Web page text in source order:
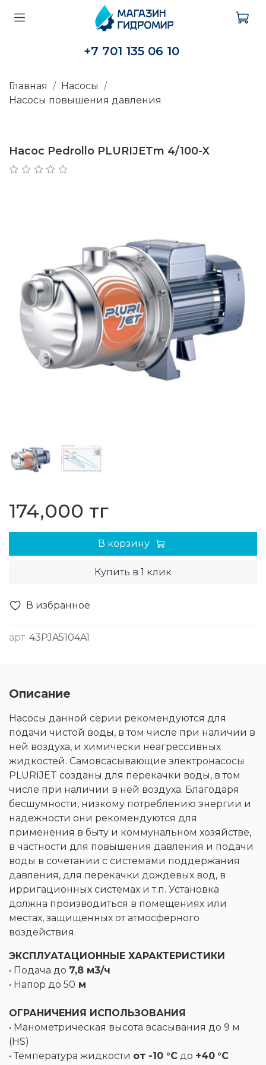
+7 701 135 06 10
Главная
Насосы
Насосы повышения давления
Насос Pedrollo PLURIJETm 4/100-X
В избранное
арт. 43PJA5104A1
174,000 тг
В корзину
Купить в 1 клик
Описание
Насосы данной серии рекомендуются для
подачи чистой воды, в том числе при наличии в
ней воздуха, и химически неагрессивных
жидкостей. Самовсасывающие электронасосы
PLURIJET созданы для перекачки воды, в том
числе при наличии в ней воздуха. Благодаря
бесшумности, низкому потреблению энергии и
надежности они рекомендуются для
применения в быту и коммунальном хозяйстве,
в частности для повышения давления и подачи
воды в сочетании с системами поддержания
давления, для перекачки дождевых вод, в
ирригационных системах и т.п. Установка
должна производиться в помещениях или
местах, защищенных от атмосферного
воздействия.
ЭКСПЛУАТАЦИОННЫЕ ХАРАКТЕРИСТИКИ
• Подача до 7,8 м3/ч
• Напор до 50 м
ОГРАНИЧЕНИЯ ИСПОЛЬЗОВАНИЯ
• Манометрическая высота всасывания до 9 м
(HS)
• Температура жидкости от -10 °C до +40 °C